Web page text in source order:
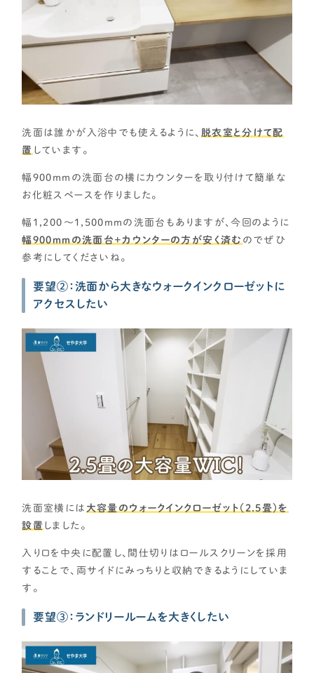
洗面は誰かが入浴中でも使えるように、 脱衣室と分けて配
置 しています。
幅900ｍｍの洗面台の横にカウンターを取り付けて簡単な
お化粧スペースを作りました。
幅1,200～1,500ｍｍの洗面台もありますが、今回のように
幅900ｍｍの洗面台+カウンターの方が安く済む のでぜひ
参考にしてくださいね。
要望②：洗面から大きなウォークインクローゼットに
アクセスしたい
洗面室横には 大容量のウォークインクローゼット（2.5畳）を
設置 しました。
入り口を中央に配置し、間仕切りはロールスクリーンを採用
することで、両サイドにみっちりと収納できるようにしていま
す。
要望③：ランドリールームを大きくしたい